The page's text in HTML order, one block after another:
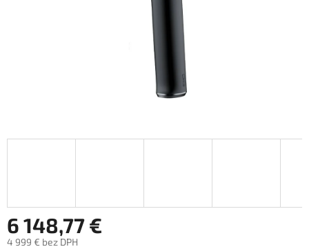
6 148,77 €
4 999 € bez DPH